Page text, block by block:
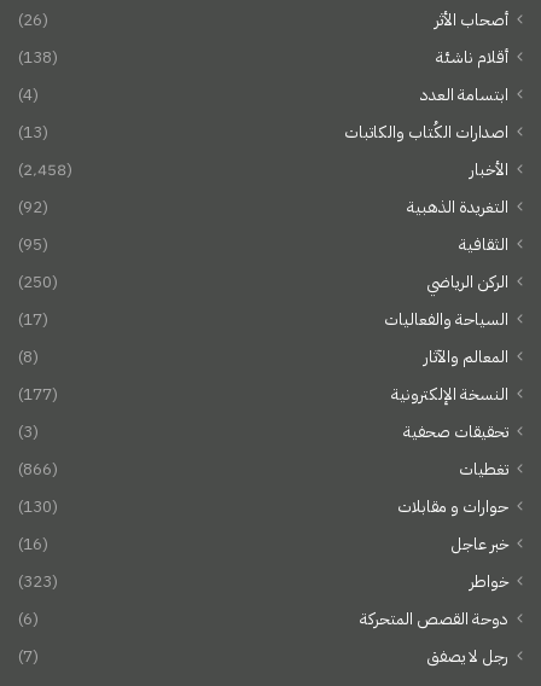
أصحاب الأثر
(26)
أقلام ناشئة
(138)
ابتسامة العدد
(4)
اصدارات الكُتاب والكاتبات
(13)
الأخبار
(2٬458)
التغريدة الذهبية
(92)
الثقافية
(95)
الركن الرياضي
(250)
السياحة والفعاليات
(17)
المعالم والآثار
(8)
النسخة الإلكترونية
(177)
تحقيقات صحفية
(3)
تغطيات
(866)
حوارات و مقابلات
(130)
خبر عاجل
(16)
خواطر
(323)
دوحة القصص المتحركة
(6)
رجل لا يصفق
(7)